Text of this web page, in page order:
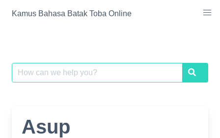
Kamus Bahasa Batak Toba Online
Search
for:
Search
Asup